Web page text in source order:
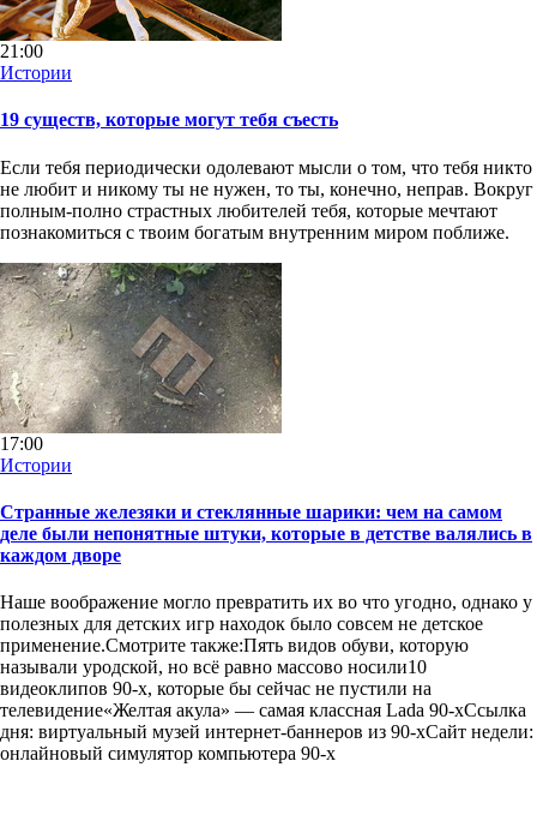
21:00
Истории
19 существ, которые могут тебя съесть
Если тебя периодически одолевают мысли о том, что тебя никто
не любит и никому ты не нужен, то ты, конечно, неправ. Вокруг
полным-полно страстных любителей тебя, которые мечтают
познакомиться с твоим богатым внутренним миром поближе.
17:00
Истории
Странные железяки и стеклянные шарики: чем на самом
деле были непонятные штуки, которые в детстве валялись в
каждом дворе
Наше воображение могло превратить их во что угодно, однако у
полезных для детских игр находок было совсем не детское
применение.Смотрите также:Пять видов обуви, которую
называли уродской, но всё равно массово носили10
видеоклипов 90-х, которые бы сейчас не пустили на
телевидение«Желтая акула» — самая классная Lada 90-хСсылка
дня: виртуальный музей интернет-баннеров из 90-хСайт недели:
онлайновый симулятор компьютера 90-х